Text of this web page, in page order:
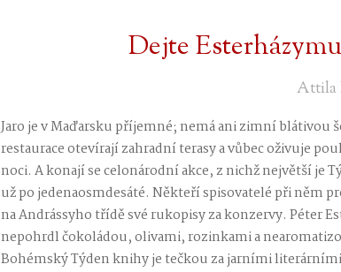
Dejte
Attila
Jaro je v Maďarsku příjemné; nemá ani zimní blátivou
restaurace otevírají zahradní terasy a vůbec oživuje
noci. A konají se celonárodní akce, z nichž největší je
už po jedenaosmdesáté. Někteří spisovatelé při něm
na Andrássyho třídě své rukopisy za konzervy. Péter
nepohrdl čokoládou, olivami, rozinkami a
Bohémský Týden knihy je tečkou za jarními